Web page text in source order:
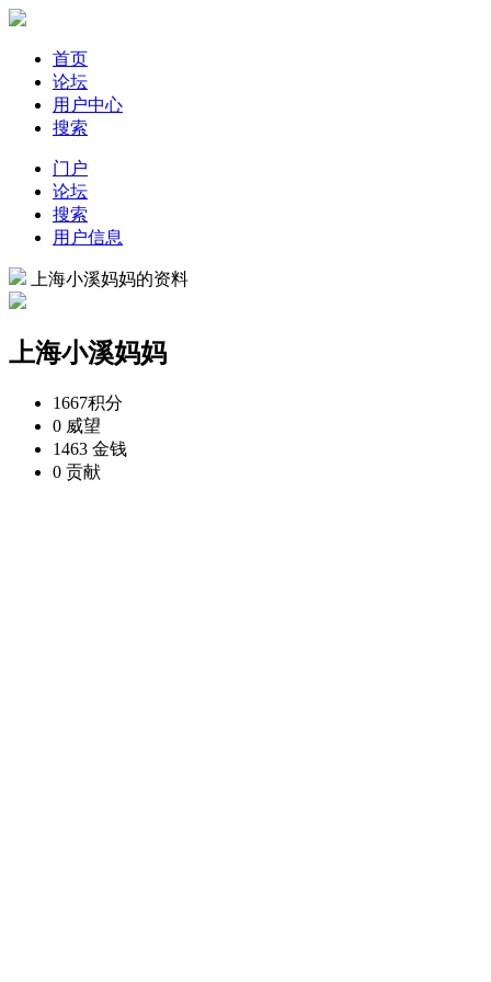
首页
论坛
用户中心
搜索
门户
论坛
搜索
用户信息
上海小溪妈妈的资料
上海小溪妈妈
1667积分
0 威望
1463 金钱
0 贡献